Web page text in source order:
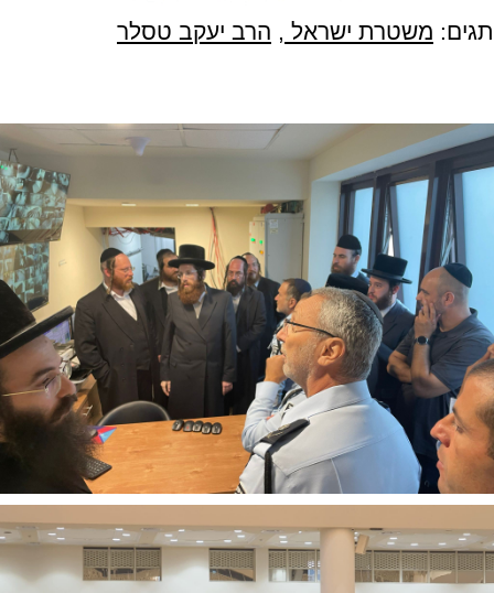
תגים: משטרת ישראל , הרב יעקב טסלר